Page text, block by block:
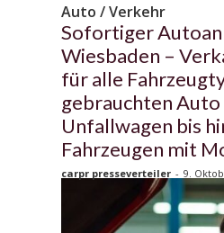
Auto / Verkehr
Sofortiger
Wiesbaden –
für alle
gebrauchten
Unfallwagen bis
Fahrzeugen mit
carpr presseverteiler - 9.